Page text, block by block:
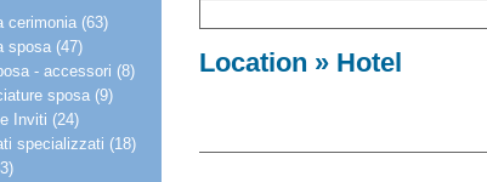
cerimonia (63)
sposa (47)
- accessori (8)
sposa (9)
Inviti (24)
specializzati (18)
Location » Hotel